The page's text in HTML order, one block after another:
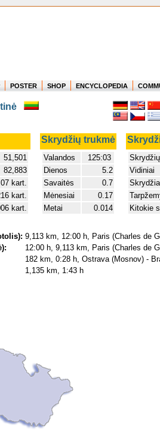
Where in the world have you flown?
How long have you been in the air?
Create your own FlightMemory and see!
POSTER SHOP ENCYCLOPEDIA
Skrydžių trukmė
51,501
82,883
kart.
kart.
kart.
Valandos
125:03
Dienos
5.2
Savaitės
0.7
Mėnesiai
0.17
Metai
0.014
Vidiniai
Kitokie
9,113 km, 12:00 h, Paris (Charles de
12:00 h, 9,113 km, Paris (Charles de
182 km, 0:28 h, Ostrava (Mosnov) -
1,135 km, 1:43 h